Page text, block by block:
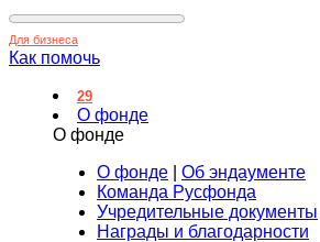
Для бизнеса
Как помочь
29
О фонде
О фонде
О фонде
Об эндаументе
Команда Русфонда
Учредительные документы
Награды и благодарности